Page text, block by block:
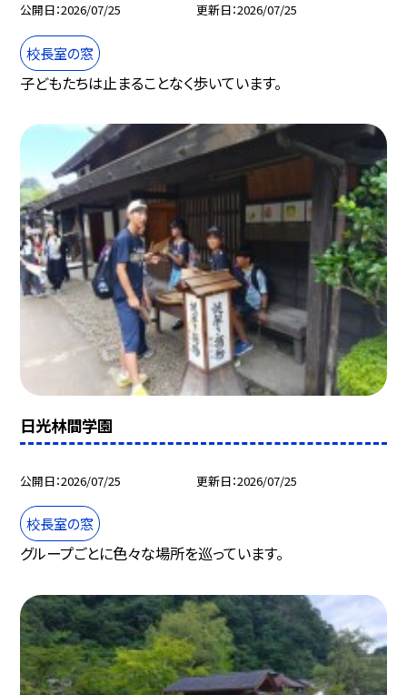
公開日 2026/07/25 更新日 2026/07/25
校長室の窓
子どもたちは止まることなく歩いています。
日光林間学園
公開日 2026/07/25 更新日 2026/07/25
校長室の窓
グループごとに色々な場所を巡っています。